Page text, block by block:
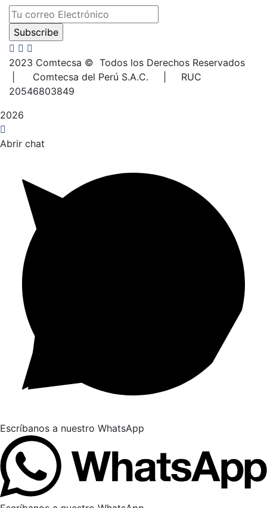
2023 Comtecsa © Todos los Derechos Reservados
| Comtecsa del Perú S.A.C. | RUC
20546803849
2026
Abrir chat
Escríbanos a nuestro WhatsApp